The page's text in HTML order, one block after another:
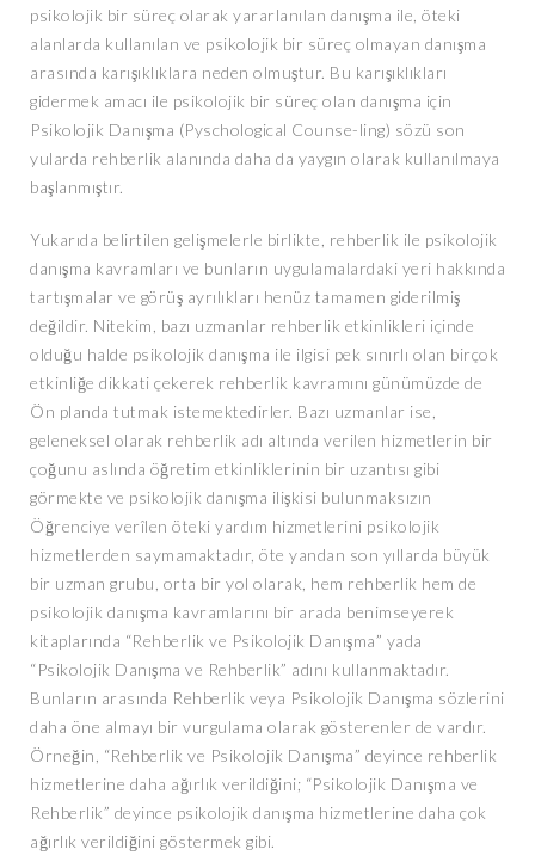
psikolojik bir süreç olarak yararlanılan danışma ile, öteki
alanlarda kullanılan ve psikolojik bir süreç olmayan danışma
arasında karışıklıklara neden olmuştur. Bu karışıklıkları
gidermek amacı ile psikolojik bir süreç olan danışma için
Psikolojik Danışma (Pyschological Counse-ling) sözü son
yularda rehberlik alanında daha da yaygın olarak kullanılmaya
başlanmıştır.
Yukarıda belirtilen gelişmelerle birlikte, rehberlik ile psikolojik
danışma kavramları ve bunların uygulamalardaki yeri hakkında
tartışmalar ve görüş ayrılıkları henüz tamamen giderilmiş
değildir. Nitekim, bazı uzmanlar rehberlik etkinlikleri içinde
olduğu halde psikolojik danışma ile ilgisi pek sınırlı olan birçok
etkinliğe dikkati çekerek rehberlik kavramını günümüzde de
Ön planda tutmak istemektedirler. Bazı uzmanlar ise,
geleneksel olarak rehberlik adı altında verilen hizmetlerin bir
çoğunu aslında öğretim etkinliklerinin bir uzantısı gibi
görmekte ve psikolojik danışma ilişkisi bulunmaksızın
Öğrenciye verîlen öteki yardım hizmetlerini psikolojik
hizmetlerden saymamaktadır, öte yandan son yıllarda büyük
bir uzman grubu, orta bir yol olarak, hem rehberlik hem de
psikolojik danışma kavramlarını bir arada benimseyerek
kitaplarında “Rehberlik ve Psikolojik Danışma” yada
“Psikolojik Danışma ve Rehberlik” adını kullanmaktadır.
Bunların arasında Rehberlik veya Psikolojik Danışma sözlerini
daha öne almayı bir vurgulama olarak gösterenler de vardır.
Örneğin, “Rehberlik ve Psikolojik Danışma” deyince rehberlik
hizmetlerine daha ağırlık verildiğini; “Psikolojik Danışma ve
Rehberlik” deyince psikolojik danışma hizmetlerine daha çok
ağırlık verildiğini göstermek gibi.